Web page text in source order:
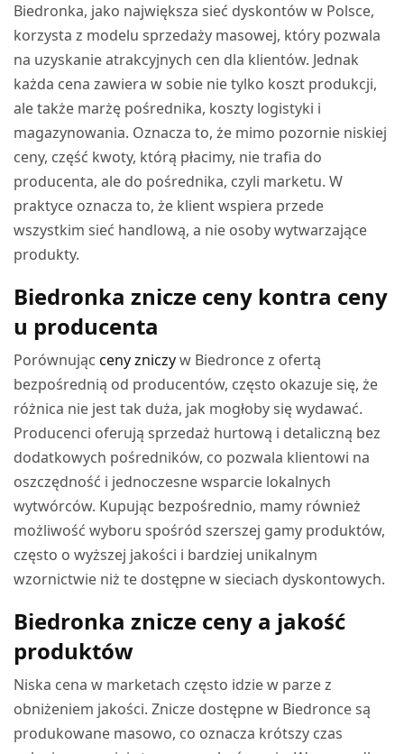
Biedronka, jako największa sieć dyskontów w Polsce,
korzysta z modelu sprzedaży masowej, który pozwala
na uzyskanie atrakcyjnych cen dla klientów. Jednak
każda cena zawiera w sobie nie tylko koszt produkcji,
ale także marżę pośrednika, koszty logistyki i
magazynowania. Oznacza to, że mimo pozornie niskiej
ceny, część kwoty, którą płacimy, nie trafia do
producenta, ale do pośrednika, czyli marketu. W
praktyce oznacza to, że klient wspiera przede
wszystkim sieć handlową, a nie osoby wytwarzające
produkty.
Biedronka znicze ceny kontra ceny
u producenta
Porównującceny zniczyw Biedronce z ofertą
bezpośrednią od producentów, często okazuje się, że
różnica nie jest tak duża, jak mogłoby się wydawać.
Producenci oferują sprzedaż hurtową i detaliczną bez
dodatkowych pośredników, co pozwala klientowi na
oszczędność i jednoczesne wsparcie lokalnych
wytwórców. Kupując bezpośrednio, mamy również
możliwość wyboru spośród szerszej gamy produktów,
często o wyższej jakości i bardziej unikalnym
wzornictwie niż te dostępne w sieciach dyskontowych.
Biedronka znicze ceny a jakość
produktów
Niska cena w marketach często idzie w parze z
obniżeniem jakości. Znicze dostępne w Biedronce są
produkowane masowo, co oznacza krótszy czas